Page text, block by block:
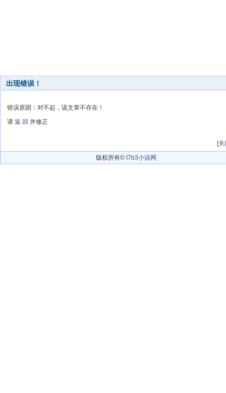
出现错误！
错误原因：对不起，该文章不存在！
请 返 回 并修正
[关
版权所有© t7b3小说网